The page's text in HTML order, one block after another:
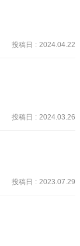
そうな感じから
な脱獄でした。
投稿日 : 2024.04.22
ルだから原作と
作も読んでみた。
っと思っていた
マン、レイ、エ
投稿日 : 2024.03.26
投稿日 : 2023.07.29